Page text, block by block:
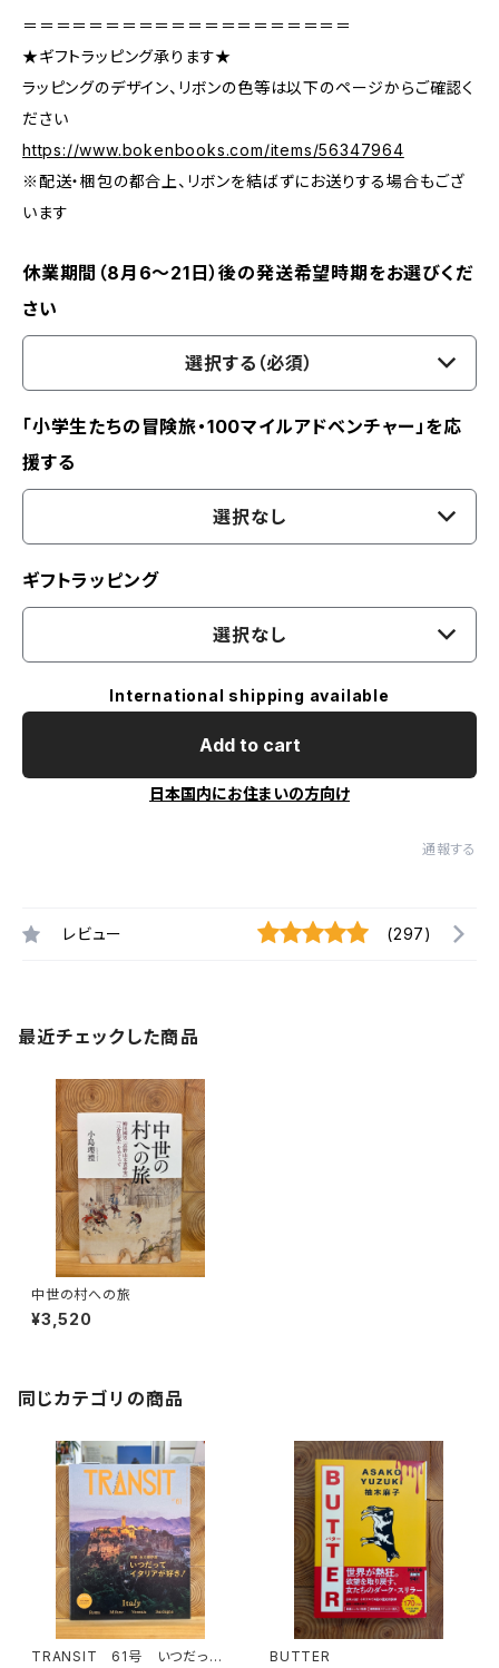
＝＝＝＝＝＝＝＝＝＝＝＝＝＝＝＝＝＝＝＝
★ギフトラッピング承ります★
ラッピングのデザイン、リボンの色等は以下のページからご確認く
ださい
https://www.bokenbooks.com/items/56347964
※配送・梱包の都合上、リボンを結ばずにお送りする場合もござ
います
休業期間（8月6〜21日）後の発送希望時期をお選びくだ
さい
選択する（必須）
「小学生たちの冒険旅・100マイルアドベンチャー」を応
援する
選択なし
ギフトラッピング
選択なし
International shipping available
Add to cart
日本国内にお住まいの方向け
通報する
レビュー (297)
最近チェックした商品
中世の村への旅
¥3,520
同じカテゴリの商品
TRANSIT 61号 いつだって
BUTTER